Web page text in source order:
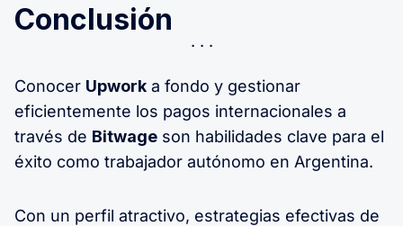
Conclusión
Conocer Upwork a fondo y gestionar
eficientemente los pagos internacionales a
través de Bitwage son habilidades clave para el
éxito como trabajador autónomo en Argentina.
Con un perfil atractivo, estrategias efectivas de